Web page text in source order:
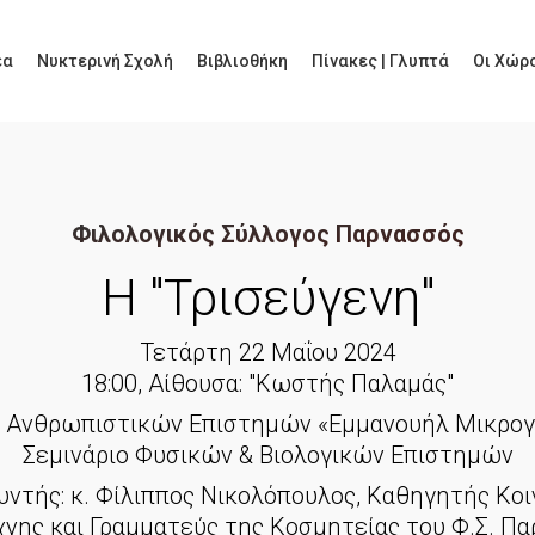
Νυκτερινή Σχολή Βιβλιοθήκη Πίνακες | Γλυπτά Οι
Φιλολογικός Σύλλογος Παρνασσός
Η "Τρισεύγενη"
Τετάρτη 22 Μαΐου 2024
18:00, Αίθουσα: "Κωστής Παλαμάς"
Ανθρωπιστικών Επιστημών «Εμμανουήλ
Σεμινάριο Φυσικών & Βιολογικών Επιστημών
κ. Φίλιππος Νικολόπουλος, Καθηγητής
και Γραμματεύς της Κοσμητείας του Φ.Σ.